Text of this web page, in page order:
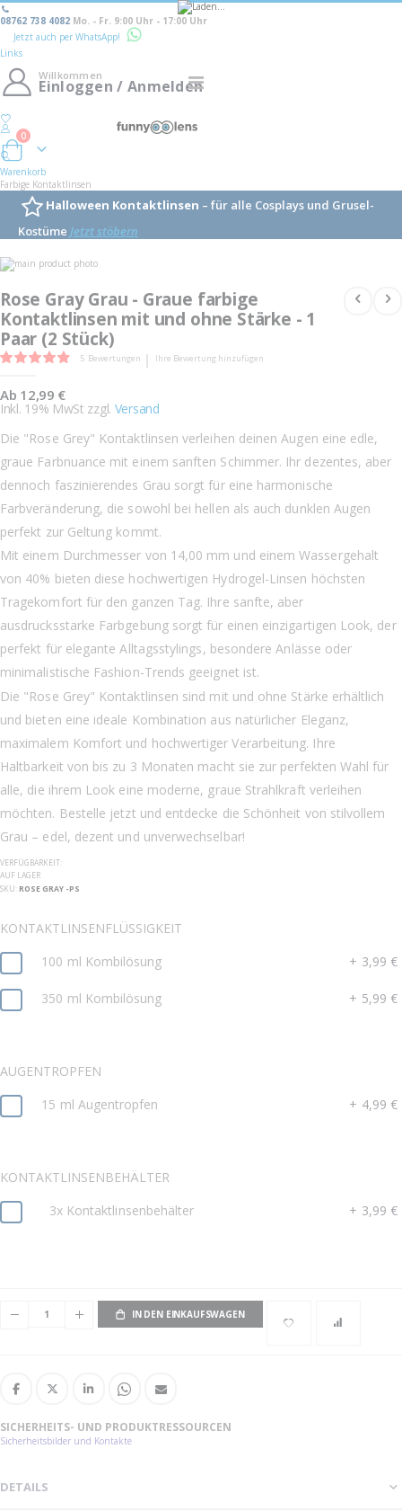
08762 738 4082 Mo. - Fr. 9:00 Uhr - 17:00 Uhr
Jetzt auch per WhatsApp!
Links
Navigation
Willkommen
Einloggen / Anmelden
Warenkorb
0
Warenkorb
Farbige Kontaktlinsen
Halloween Kontaktlinsen – für alle Cosplays und Grusel-
Kostüme Jetzt stöbern
Skip
to
end
of
the
images
gallery
the
beginning
of
the
images
gallery
Rose Gray Grau - Graue farbige
Kontaktlinsen mit und ohne Stärke - 1
Paar (2 Stück)
Bewertung: 5 Bewertungen Ihre Bewertung hinzufügen
Ab 12,99 €
Inkl. 19% MwSt zzgl. Versand
Die "Rose Grey" Kontaktlinsen verleihen deinen Augen eine edle,
graue Farbnuance mit einem sanften Schimmer. Ihr dezentes, aber
dennoch faszinierendes Grau sorgt für eine harmonische
Farbveränderung, die sowohl bei hellen als auch dunklen Augen
perfekt zur Geltung kommt.
Mit einem Durchmesser von 14,00 mm und einem Wassergehalt
von 40% bieten diese hochwertigen Hydrogel-Linsen höchsten
Tragekomfort für den ganzen Tag. Ihre sanfte, aber
ausdrucksstarke Farbgebung sorgt für einen einzigartigen Look, der
perfekt für elegante Alltagsstylings, besondere Anlässe oder
minimalistische Fashion-Trends geeignet ist.
Die "Rose Grey" Kontaktlinsen sind mit und ohne Stärke erhältlich
und bieten eine ideale Kombination aus natürlicher Eleganz,
maximalem Komfort und hochwertiger Verarbeitung. Ihre
Haltbarkeit von bis zu 3 Monaten macht sie zur perfekten Wahl für
alle, die ihrem Look eine moderne, graue Strahlkraft verleihen
möchten. Bestelle jetzt und entdecke die Schönheit von stilvollem
Grau – edel, dezent und unverwechselbar!
VERFÜGBARKEIT:
AUF LAGER
SKU ROSE GRAY -PS
KONTAKTLINSENFLÜSSIGKEIT
100 ml Kombilösung
+ 3,99 €
350 ml Kombilösung + 5,99 €
AUGENTROPFEN
15 ml Augentropfen
+ 4,99 €
KONTAKTLINSENBEHÄLTER
3x Kontaktlinsenbehälter
+ 3,99 €
IN DEN EINKAUFSWAGEN
SICHERHEITS- UND PRODUKTRESSOURCEN
Sicherheitsbilder und Kontakte
DETAILS